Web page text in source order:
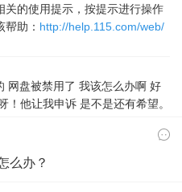
关的使用提示，按提示进行操作
助： http://help.115.com/web/
网盘被禁用了 我该怎么办啊 好
！他让我申诉 是不是还有希望。
么办？